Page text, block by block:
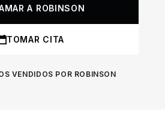
A ROBINSON
TOMAR CITA
VENDIDOS POR ROBINSON